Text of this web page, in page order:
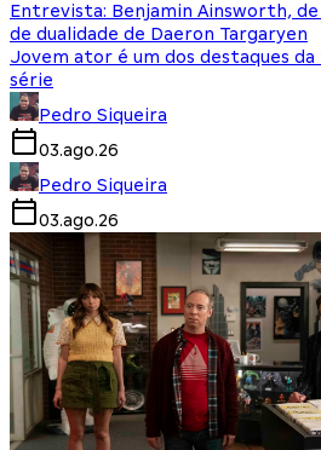
Entrevista: Benjamin Ainsworth, de
de dualidade de Daeron Targaryen
Jovem ator é um dos destaques
série
Pedro Siqueira
03.ago.26
Pedro Siqueira
03.ago.26